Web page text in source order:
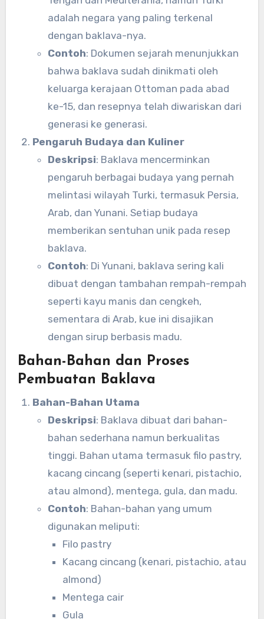
adalah negara yang paling terkenal
dengan baklava-nya.
Contoh: Dokumen sejarah menunjukkan
bahwa baklava sudah dinikmati oleh
keluarga kerajaan Ottoman pada abad
ke-15, dan resepnya telah diwariskan dari
generasi ke generasi.
Pengaruh Budaya dan Kuliner
Deskripsi: Baklava mencerminkan
pengaruh berbagai budaya yang pernah
melintasi wilayah Turki, termasuk Persia,
Arab, dan Yunani. Setiap budaya
memberikan sentuhan unik pada resep
baklava.
Contoh: Di Yunani, baklava sering kali
dibuat dengan tambahan rempah-rempah
seperti kayu manis dan cengkeh,
sementara di Arab, kue ini disajikan
dengan sirup berbasis madu.
Bahan-Bahan dan Proses
Pembuatan Baklava
Bahan-Bahan Utama
Deskripsi: Baklava dibuat dari bahan-
bahan sederhana namun berkualitas
tinggi. Bahan utama termasuk filo pastry,
kacang cincang (seperti kenari, pistachio,
atau almond), mentega, gula, dan madu.
Contoh: Bahan-bahan yang umum
digunakan meliputi:
Filo pastry
Kacang cincang (kenari, pistachio, atau
almond)
Mentega cair
Gula